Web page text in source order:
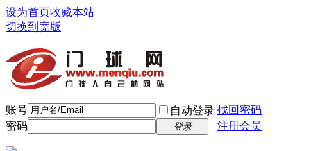
设为首页收藏本站
切换到宽版
账号 自动登录 找回密码
密码
登录 注册会员